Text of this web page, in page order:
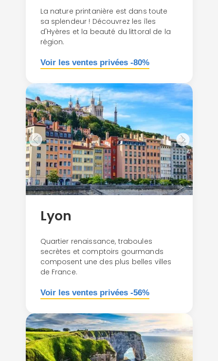
La nature printanière est dans toute
sa splendeur ! Découvrez les îles
d'Hyères et la beauté du littoral de la
région.
Voir les ventes privées -80%
Lyon
Quartier renaissance, traboules
secrètes et comptoirs gourmands
composent une des plus belles villes
de France.
Voir les ventes privées -56%